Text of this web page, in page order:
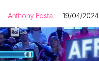
Anthony Festa 19/04/2024